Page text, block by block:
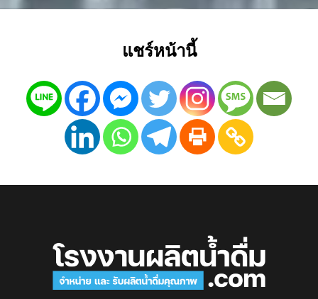
แชร์หน้านี้